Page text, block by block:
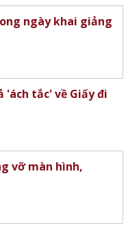
ngày khai giảng
'ách tắc' về Giấy đi
vỡ màn hình,